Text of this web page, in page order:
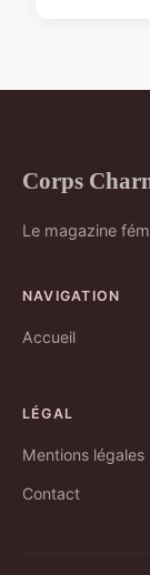
Corps
Le magazine
NAVIGATION
Accueil
LÉGAL
Mentions légales
Contact